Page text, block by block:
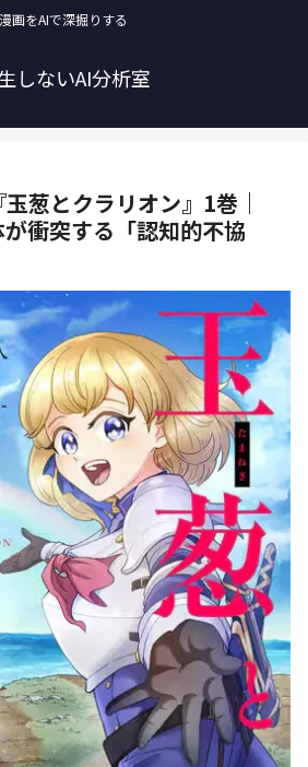
漫画をAIで深掘りする
しないAI分析室
玉葱とクラリオン』1巻｜
衝突する「認知的不協